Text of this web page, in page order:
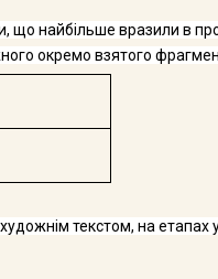
най­більше вразили в
окремо взятого
текстом, на етапах